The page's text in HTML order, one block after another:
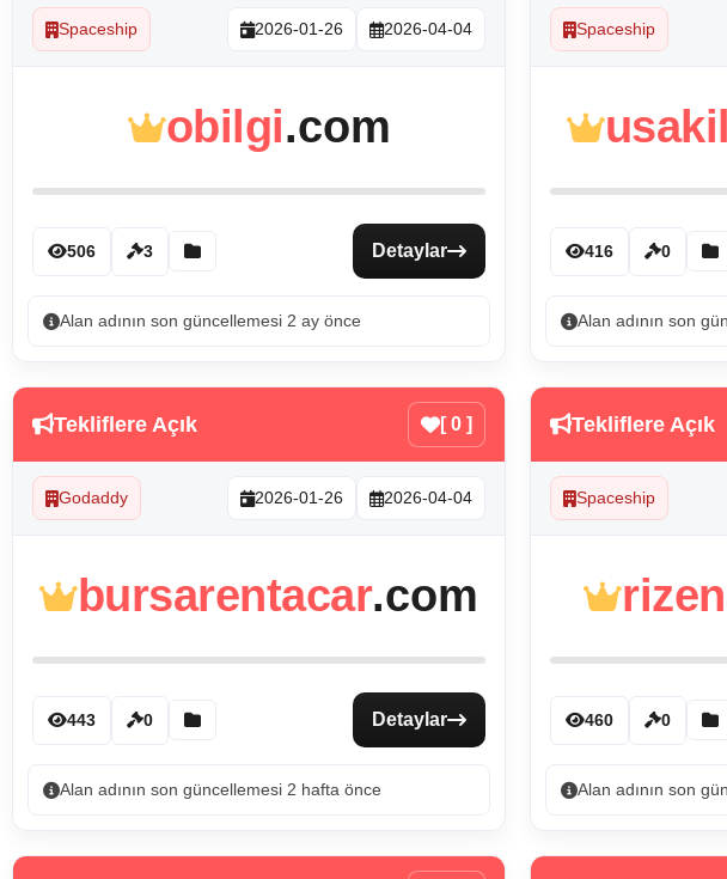
Spaceship 2026-01-26 2026-04-04
obilgi.com
506 3 Detaylar
Alan adının son güncellemesi 2 ay önce
Spaceship
416 0
Alan adının son
Tekliflere Açık [ 0 ]
Godaddy 2026-01-26 2026-04-04
bursarentacar.com
443 0 Detaylar
Alan adının son güncellemesi 2 hafta önce
Tekliflere Açık
Spaceship
460 0
Alan adının son